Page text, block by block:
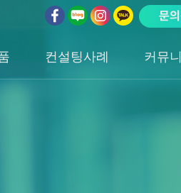
문
컨설팅사례 커뮤